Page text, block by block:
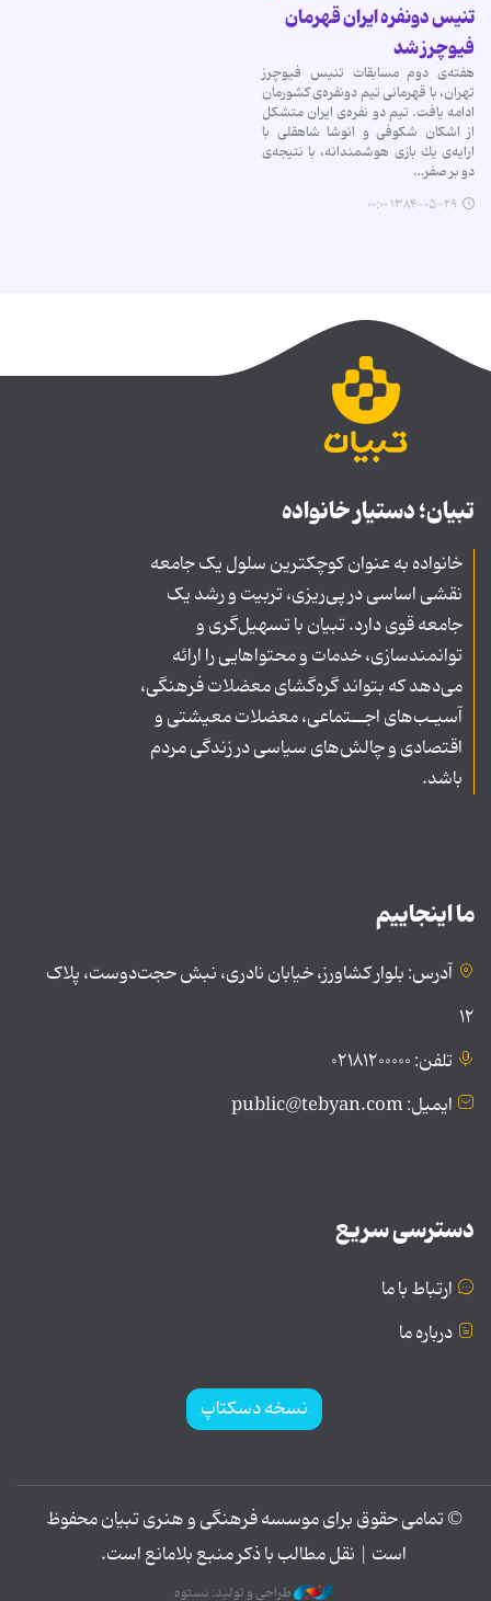
تنیس دونفره ایران قهرمان
فیوچرز شد
هفته‌ی دوم مسابقات تنیس فیوچرز
تهران، با قهرمانی تیم دونفره‌ی كشورمان
ادامه یافت. تیم دو نفره‌ی ایران متشكل
از اشكان شكوفی و انوشا شاهقلی با
ارایه‌ی یك بازی هوشمندانه، با نتیجه‌ی
دو بر صفر…
۱۳۸۴-۰۵-۲۹ ۰۰:۰۰
تبیان؛ دستیار خانواده
خانواده به عنوان کوچکترین سلول یک جامعه
نقشی اساسی در پی‌ریزی، تربیت و رشد یک
جامعه قوی دارد. تبیان با تسهیل‌گری و
توانمندسازی، خدمات و محتواهایی را ارائه
می‌دهد که بتواند گره‌گشای معضلات فرهنگی،
آسیـب‌های اجــتماعی، معضلات معیشتی و
اقتصادی و چالش‌های سیاسی در زندگی مردم
باشد.
ما اینجاییم
آدرس: بلوار کشاورز، خیابان نادری، نبش حجت‌دوست، پلاک
۱۲
تلفن: ۰۲۱۸۱۲۰۰۰۰۰
ایمیل: public@tebyan.com
دسترسی سریع
ارتباط با ما
درباره ما
نسخه دسکتاپ
© تمامی حقوق برای موسسه فرهنگی و هنری تبیان محفوظ
است | نقل مطالب با ذکر منبع بلامانع است.
طراحی و تولید: نستوه